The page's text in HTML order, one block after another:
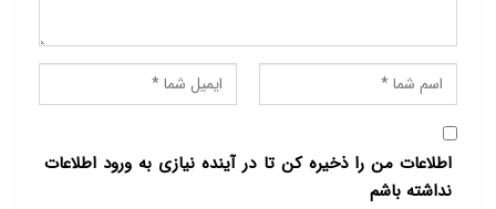
اطلاعات من را ذخیره کن تا در آینده نیازی به ورود اطلاعات
نداشته باشم